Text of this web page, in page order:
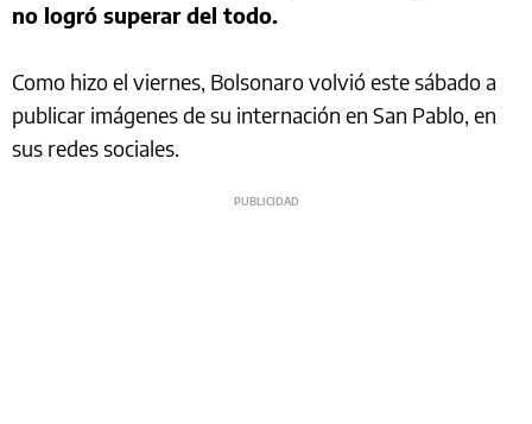
no logró superar del todo.
Como hizo el viernes, Bolsonaro volvió este sábado a
publicar imágenes de su internación en San Pablo, en
sus redes sociales.